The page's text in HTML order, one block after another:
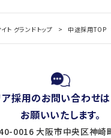
ト グランドトップ 中途採用TOP
ア採用のお問い合わせ
お願いいたします。
0016 大阪市中央区神崎